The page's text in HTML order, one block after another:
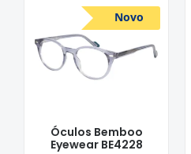
Novo
Óculos Bemboo
Eyewear BE4228
preço
original
era:
109.00 €.
atual